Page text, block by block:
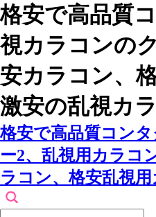
格安で高品質
視カラコンの
安カラコン、
激安の乱視カ
格安で高品質コン
ー2、乱視用カラコ
ラコン、格安乱視